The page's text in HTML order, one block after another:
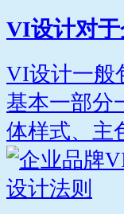
VI设计对于
VI设计一般
基本一部分
体样式、主